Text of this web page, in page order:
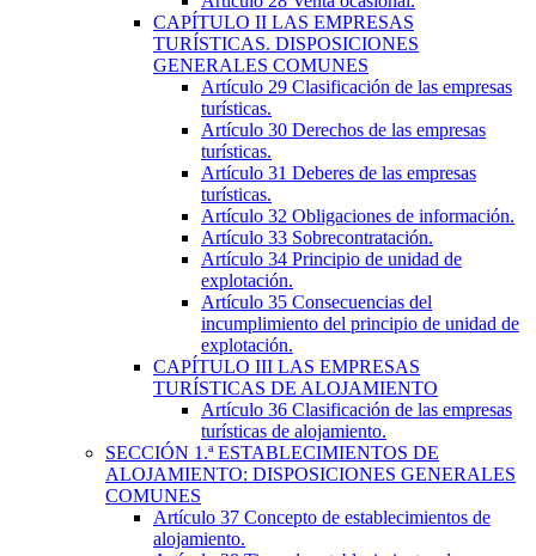
CAPÍTULO II LAS EMPRESAS
TURÍSTICAS. DISPOSICIONES
GENERALES COMUNES
Artículo 29 Clasificación de las empresas
turísticas.
Artículo 30 Derechos de las empresas
turísticas.
Artículo 31 Deberes de las empresas
turísticas.
Artículo 32 Obligaciones de información.
Artículo 33 Sobrecontratación.
Artículo 34 Principio de unidad de
explotación.
Artículo 35 Consecuencias del
incumplimiento del principio de unidad de
explotación.
CAPÍTULO III LAS EMPRESAS
TURÍSTICAS DE ALOJAMIENTO
Artículo 36 Clasificación de las empresas
turísticas de alojamiento.
SECCIÓN 1.ªESTABLECIMIENTOS DE
ALOJAMIENTO: DISPOSICIONES GENERALES
COMUNES
Artículo 37 Concepto de establecimientos de
alojamiento.